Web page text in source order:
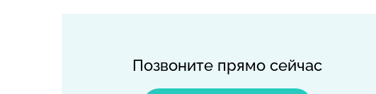
Позвоните прямо сейчас